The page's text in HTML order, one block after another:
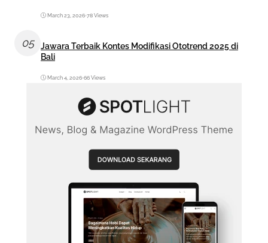
March 23, 2026•78 Views
05
Jawara Terbaik Kontes Modifikasi Ototrend 2025 di
Bali
March 4, 2026•66 Views